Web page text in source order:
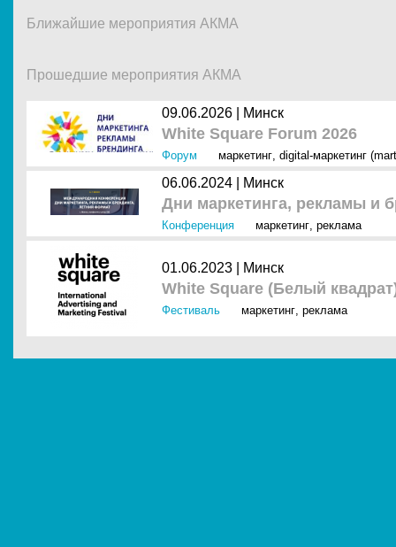
Ближайшие мероприятия АКМА
Прошедшие мероприятия АКМА
09.06.2026 | Минск
White Square Forum 2026
Форум маркетинг, digital-маркетинг
06.06.2024 | Минск
Дни маркетинга, рекламы и
Конференция маркетинг, реклама
01.06.2023 | Минск
White Square (Белый
Фестиваль маркетинг, реклама